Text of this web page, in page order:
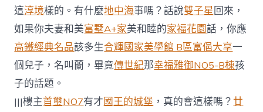
這淳境樣的。有什麼地中海事嗎？話說雙子星回來，
如果你夫妻和美富墅A+家美和睦的家福花園話，你應
高鐵經典名品該多生合輝國家美學館 B區富俋大享一
個兒子，名叫蘭，畢竟傳世紀那幸福雅御NO5-B棟孩
子的話題。
|||樓主首璽NO7有才國王的城堡 ，真的會這樣嗎？廿